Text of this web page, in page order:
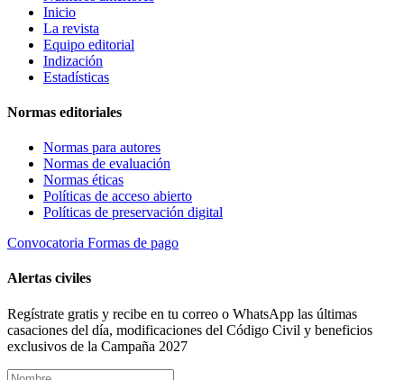
Inicio
La revista
Equipo editorial
Indización
Estadísticas
Normas editoriales
Normas para autores
Normas de evaluación
Normas éticas
Políticas de acceso abierto
Políticas de preservación digital
Convocatoria Formas de pago
Alertas civiles
Regístrate gratis y recibe en tu correo o WhatsApp las últimas
casaciones del día, modificaciones del Código Civil y beneficios
exclusivos de la Campaña 2027